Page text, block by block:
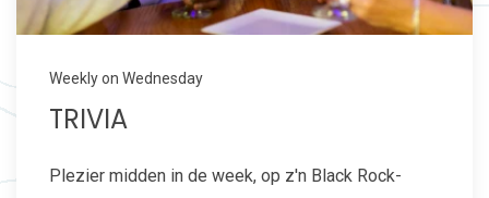
Weekly on Wednesday
TRIVIA
Plezier midden in de week, op z'n Black Rock-